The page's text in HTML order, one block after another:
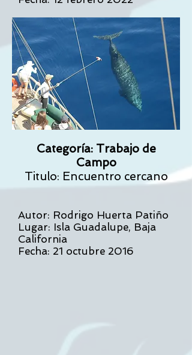
Categoría: Trabajo de
Campo
Titulo: Encuentro cercano
Autor: Rodrigo Huerta Patiño
Lugar: Isla Guadalupe, Baja
California
Fecha: 21 octubre 2016